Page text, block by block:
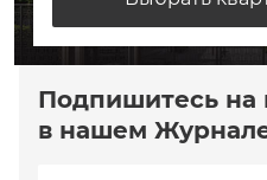
Подпишитесь на
в нашем